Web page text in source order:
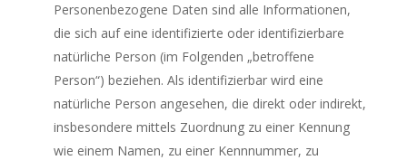
Personenbezogene Daten sind alle Informationen,
die sich auf eine identifizierte oder identifizierbare
natürliche Person (im Folgenden „betroffene
Person“) beziehen. Als identifizierbar wird eine
natürliche Person angesehen, die direkt oder indirekt,
insbesondere mittels Zuordnung zu einer Kennung
wie einem Namen, zu einer Kennnummer, zu